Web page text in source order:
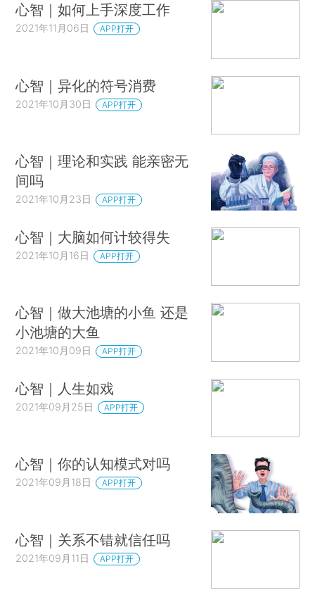
心智｜如何上手深度工作
2021年11月06日 APP打开
心智｜异化的符号消费
2021年10月30日 APP打开
心智｜理论和实践 能亲密无
间吗
2021年10月23日 APP打开
心智｜大脑如何计较得失
2021年10月16日 APP打开
心智｜做大池塘的小鱼 还是
小池塘的大鱼
2021年10月09日 APP打开
心智｜人生如戏
2021年09月25日 APP打开
心智｜你的认知模式对吗
2021年09月18日 APP打开
心智｜关系不错就信任吗
2021年09月11日 APP打开